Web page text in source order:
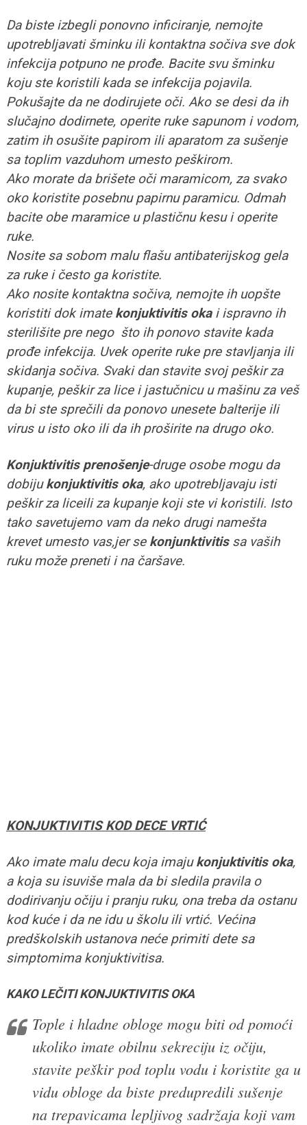
Da biste izbegli ponovno inficiranje, nemojte
upotrebljavati šminku ili kontaktna sočiva sve dok
infekcija potpuno ne prođe. Bacite svu šminku
koju ste koristili kada se infekcija pojavila.
Pokušajte da ne dodirujete oči. Ako se desi da ih
slučajno dodirnete, operite ruke sapunom i vodom,
zatim ih osušite papirom ili aparatom za sušenje
sa toplim vazduhom umesto peškirom.
Ako morate da brišete oči maramicom, za svako
oko koristite posebnu papirnu paramicu. Odmah
bacite obe maramice u plastičnu kesu i operite
ruke.
Nosite sa sobom malu flašu antibaterijskog gela
za ruke i često ga koristite.
Ako nosite kontaktna sočiva, nemojte ih uopšte
koristiti dok imate konjuktivitis okai ispravno ih
sterilišite pre nego što ih ponovo stavite kada
prođe infekcija. Uvek operite ruke pre stavljanja ili
skidanja sočiva. Svaki dan stavite svoj peškir za
kupanje, peškir za lice i jastučnicu u mašinu za veš
da bi ste sprečili da ponovo unesete balterije ili
virus u isto oko ili da ih proširite na drugo oko.
Konjuktivitis prenošenje-druge osobe mogu da
dobijukonjuktivitis oka, ako upotrebljavaju isti
peškir za liceili za kupanje koji ste vi koristili. Isto
tako savetujemo vam da neko drugi namešta
krevet umesto vas,jer sekonjunktivitis sa vaših
ruku može preneti i na čaršave.
KONJUKTIVITIS KOD DECE VRTIĆ
Ako imate malu decu koja imajukonjuktivitis oka,
a koja su isuviše mala da bi sledila pravila o
dodirivanju očiju i pranju ruku, ona treba da ostanu
kod kuće i da ne idu u školu ili vrtić. Većina
predškolskih ustanova neće primiti dete sa
simptomima konjuktivitisa.
KAKO LEČITI KONJUKTIVITIS OKA
Tople i hladne obloge mogu biti od pomoći
ukoliko imate obilnu sekreciju iz očiju,
stavite peškir pod toplu vodu i koristite ga u
vidu obloge da biste predupredili sušenje
na trepavicama lepljivog sadržaja koji vam